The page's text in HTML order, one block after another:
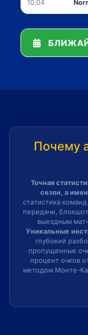
10.04
Почему
Точная
сезон, а
статистика
передачи,
выездным
Уникальные
глубокий
пропущенные
процент очков
методом Монте-